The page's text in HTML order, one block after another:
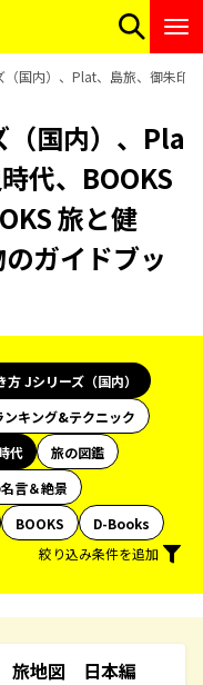
国内）、Plat、島旅、御朱印
（国内）、Pla
代、BOOKS
旅と健
ガイドブッ
方 Jシリーズ（国内）
ンキング&テクニック
代
旅の図鑑
言＆絶景
BOOKS
D-Books
絞り込み条件を追加
旅地図 日本編